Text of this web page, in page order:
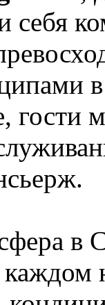
себя
в
гости
в